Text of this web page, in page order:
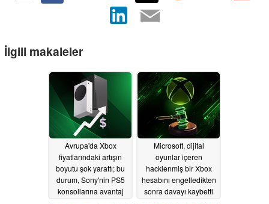
İlgili makaleler
Avrupa'da Xbox
fiyatlarındaki artışın
boyutu şok yarattı; bu
durum, Sony'nin PS5
konsollarına avantaj
Microsoft, dijital
oyunlar içeren
hacklenmiş bir Xbox
hesabını engelledikten
sonra davayı kaybetti